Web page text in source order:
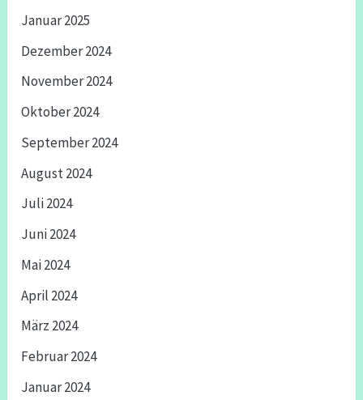
Januar 2025
Dezember 2024
November 2024
Oktober 2024
September 2024
August 2024
Juli 2024
Juni 2024
Mai 2024
April 2024
März 2024
Februar 2024
Januar 2024